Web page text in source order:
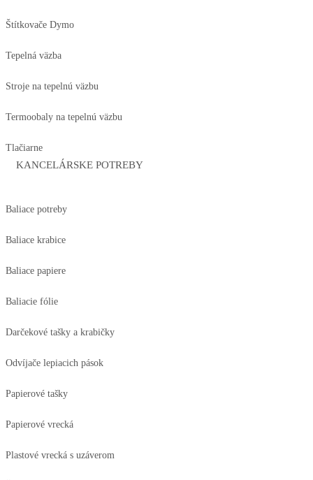
Štítkovače Dymo
Tepelná väzba
Stroje na tepelnú väzbu
Termoobaly na tepelnú väzbu
Tlačiarne
KANCELÁRSKE POTREBY
Baliace potreby
Baliace krabice
Baliace papiere
Baliacie fólie
Darčekové tašky a krabičky
Odvíjače lepiacich pások
Papierové tašky
Papierové vrecká
Plastové vrecká s uzáverom